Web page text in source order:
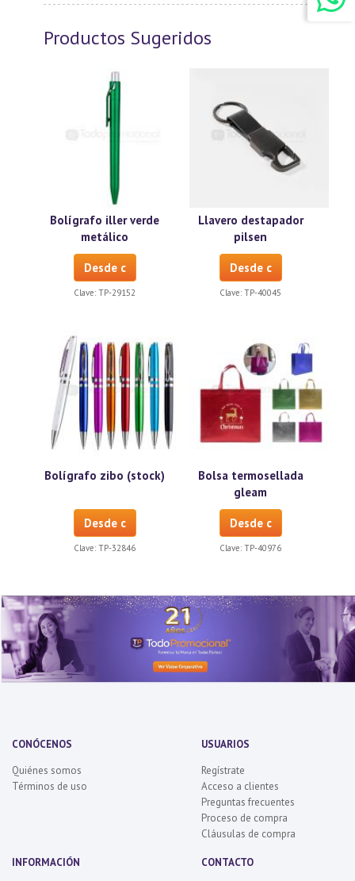
Productos Sugeridos
Bolígrafo iller verde
metálico
Desde c
Clave: TP-29152
Llavero destapador
pilsen
Desde c
Clave: TP-40045
Bolígrafo zibo (stock)
Desde c
Clave: TP-32846
Bolsa termosellada
gleam
Desde c
Clave: TP-40976
CONÓCENOS
Quiénes somos
Términos de uso
USUARIOS
Regístrate
Acceso a clientes
Preguntas frecuentes
Proceso de compra
Cláusulas de compra
INFORMACIÓN CONTACTO